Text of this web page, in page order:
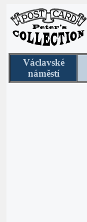
Václavské
náměstí